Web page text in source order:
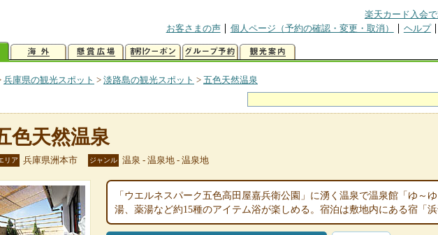
楽天カード入会
お客さまの声
個人ページ（予約の確認・変更・取消） ヘルプ
兵庫県の観光スポット > 淡路島の観光スポット > 五色天然温泉
色天然温泉
リア 兵庫県洲本市 ジャンル 温泉 - 温泉地 - 温泉地
「ウエルネスパーク五色高田屋嘉兵衛公園」に湧く温泉で温泉館「ゆ～
湯、薬湯など約15種のアイテム浴が楽しめる。宿泊は敷地内にある宿「浜